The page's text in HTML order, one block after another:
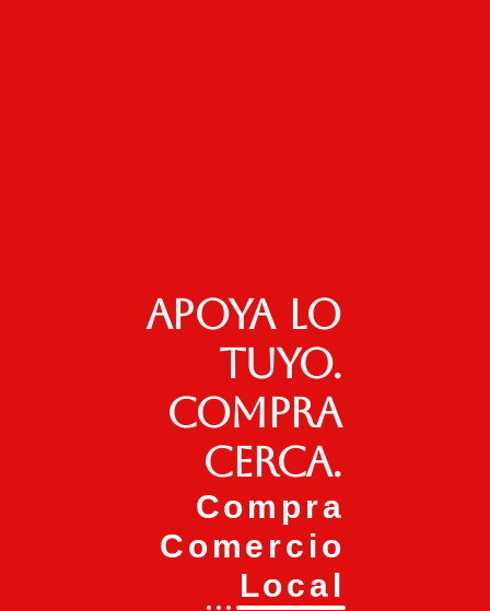
Apoya lo
tuyo.
Compra
cerca.
Compra
Comercio
Local